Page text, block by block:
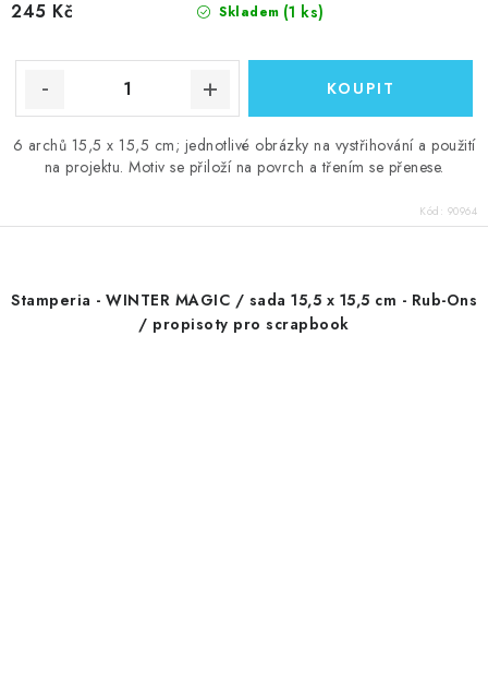
Skladem (1 ks)
245 Kč
6 archů 15,5 x 15,5 cm; jednotlivé obrázky na vystřihování a použití
na projektu. Motiv se přiloží na povrch a třením se přenese.
Kód: 90964
Stamperia - WINTER MAGIC / sada 15,5 x 15,5 cm - Rub-Ons
/ propisoty pro scrapbook